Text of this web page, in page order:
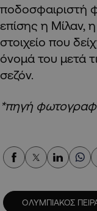
ποδοσφαιριστή
επίσης η Μίλαν,
στοιχείο που
όνομά του μετά
σεζόν.
*πηγή
ΟΛΥΜΠΙΑΚΟΣ